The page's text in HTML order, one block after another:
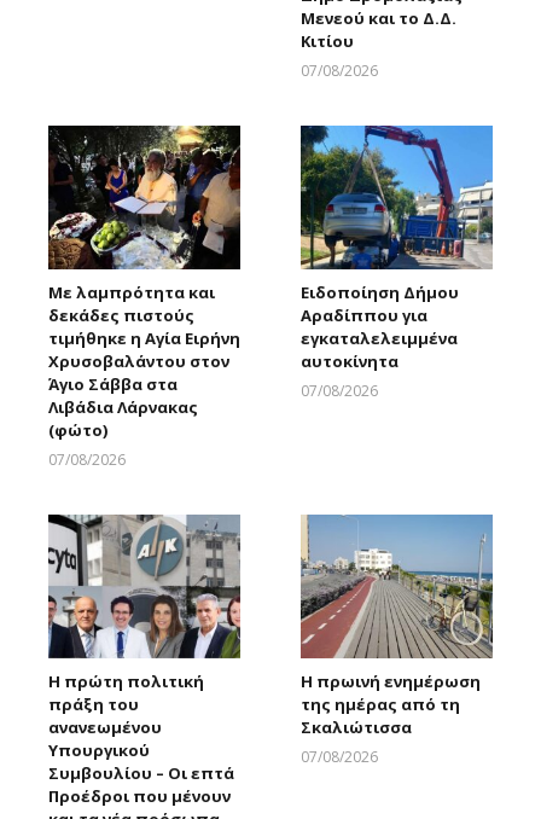
Μενεού και το Δ.Δ.
Κιτίου
07/08/2026
Με λαμπρότητα και
δεκάδες πιστούς
τιμήθηκε η Αγία Ειρήνη
Χρυσοβαλάντου στον
Άγιο Σάββα στα
Λιβάδια Λάρνακας
(φώτο)
07/08/2026
Ειδοποίηση Δήμου
Αραδίππου για
εγκαταλελειμμένα
αυτοκίνητα
07/08/2026
Η πρώτη πολιτική
πράξη του
ανανεωμένου
Υπουργικού
Συμβουλίου – Οι επτά
Προέδροι που μένουν
Η πρωινή ενημέρωση
της ημέρας από τη
Σκαλιώτισσα
07/08/2026